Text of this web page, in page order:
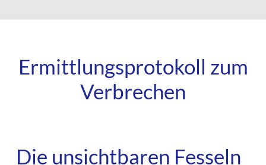
Ermittlungsprotokoll zum
Verbrechen
Die unsichtbaren Fesseln